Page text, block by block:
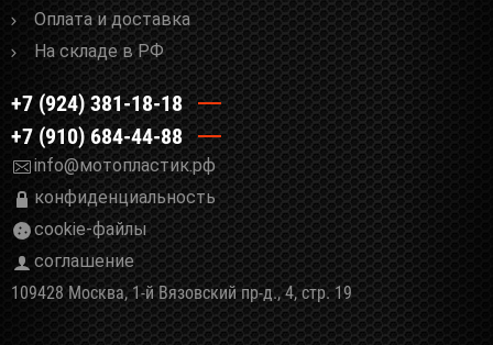
Оплата и доставка
На складе в РФ
+7 (924) 381-18-18
+7 (910) 684-44-88
info@мотопластик.рф
конфиденциальность
cookie-файлы
соглашение
109428 Москва, 1-й Вязовский пр-д., 4, стр. 19